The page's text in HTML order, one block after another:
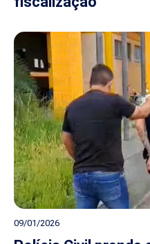
09/01/2026